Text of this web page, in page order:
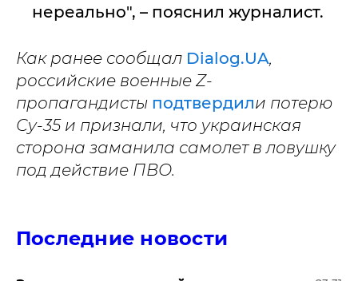
нереально", – пояснил журналист.
Как ранее сообщал Dialog.UA,
российские военные Z-
пропагандисты подтвердили потерю
Су-35 и признали, что украинская
сторона заманила самолет в ловушку
под действие ПВО.
Последние новости